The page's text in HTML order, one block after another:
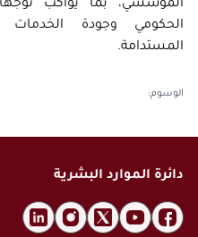
سياسة البيانات المفتوحة
طلب بيانات إضافية
الأسئلة الشائعة
القوانين والتشريعات
معرض الصور
المؤسسي، بما يواكب
الحكومي وجودة الخدمات
المستدامة.
الوسوم:
دائرة الموارد البشرية